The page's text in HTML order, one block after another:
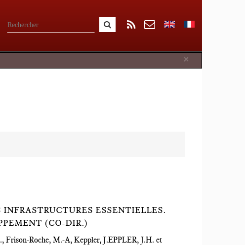
×
ESSENTIELLES.
(CO-DIR.)
Frison-Roche, M.-A, Keppler, J.EPPLER, J.H. et